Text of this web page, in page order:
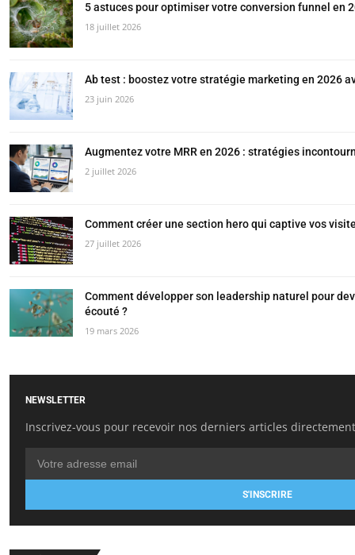
5 astuces pour optimiser votre conversion funnel en
18 juillet 2026
Ab test : boostez votre stratégie marketing en 2026
23 juin 2026
Augmentez votre MRR en 2026 : stratégies
2 juillet 2026
Comment créer une section hero qui captive vos
27 juillet 2026
Comment développer son leadership naturel pour
écouté ?
19 mars 2026
NEWSLETTER
Inscrivez-vous pour recevoir nos derniers articles
S'INSCRIRE